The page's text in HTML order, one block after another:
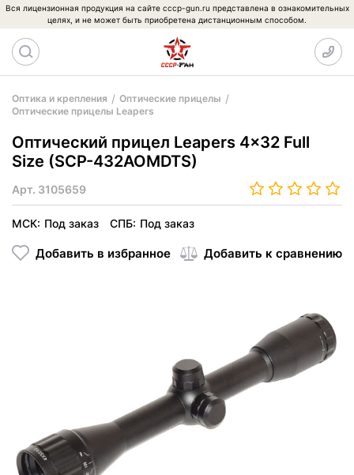
Вся лицензионная продукция на сайте cccp-gun.ru представлена в ознакомительных
целях, и не может быть приобретена дистанционным способом.
Оптика и крепления
Оптические прицелы
Оптические прицелы Leapers
Оптический прицел Leapers 4x32 Full
Size (SCP-432AOMDTS)
Арт. 3105659
МСК: Под заказ СПБ: Под заказ
Добавить в избранное Добавить к сравнению